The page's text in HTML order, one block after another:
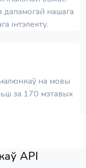
дапамогай нашага
інтэлекту.
на мовы
за 170 мэтавых
API